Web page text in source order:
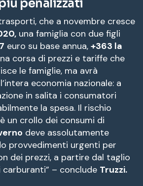
penalizzati
che a novembre cresce
una famiglia con due figli
euro su base annua, +363 la
corsa di prezzi e tariffe che
le famiglie, ma avrà
economia nazionale: a
in salita i consumatori
la spesa. Il rischio
un crollo dei consumi di
deve assolutamente
provvedimenti urgenti per
dei prezzi, a partire dal taglio
carburanti” – conclude Truzzi.